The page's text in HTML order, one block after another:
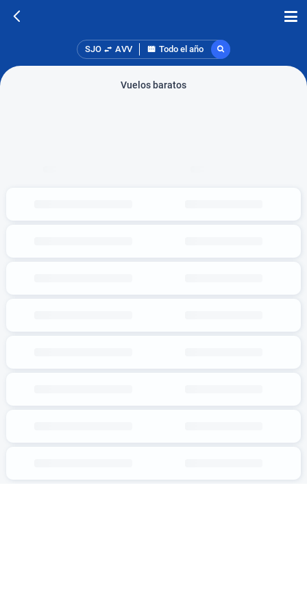
SJO AVV Todo el año
Vuelos baratos